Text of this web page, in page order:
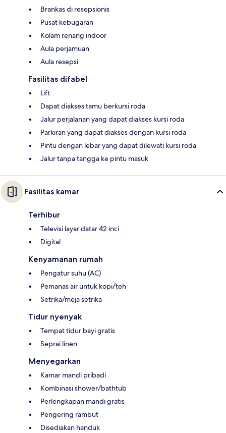
Brankas di resepsionis
Pusat kebugaran
Kolam renang indoor
Aula perjamuan
Aula resepsi
Fasilitas difabel
Lift
Dapat diakses tamu berkursi roda
Jalur perjalanan yang dapat diakses kursi roda
Parkiran yang dapat diakses dengan kursi roda
Pintu dengan lebar yang dapat dilewati kursi roda
Jalur tanpa tangga ke pintu masuk
Fasilitas kamar
Terhibur
Televisi layar datar 42 inci
Digital
Kenyamanan rumah
Pengatur suhu (AC)
Pemanas air untuk kopi/teh
Setrika/meja setrika
Tidur nyenyak
Tempat tidur bayi gratis
Seprai linen
Menyegarkan
Kamar mandi pribadi
Kombinasi shower/bathtub
Perlengkapan mandi gratis
Pengering rambut
Disediakan handuk